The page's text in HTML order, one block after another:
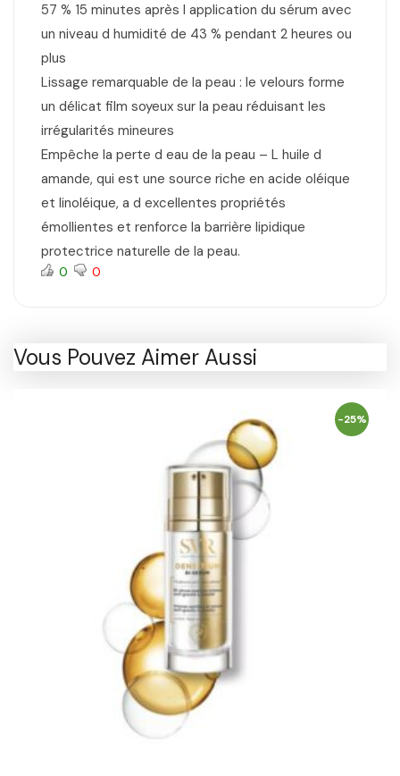
57 % 15 minutes après l application du sérum avec
un niveau d humidité de 43 % pendant 2 heures ou
plus
Lissage remarquable de la peau : le velours forme
un délicat film soyeux sur la peau réduisant les
irrégularités mineures
Empêche la perte d eau de la peau – L huile d
amande, qui est une source riche en acide oléique
et linoléique, a d excellentes propriétés
émollientes et renforce la barrière lipidique
protectrice naturelle de la peau.
0 0
Vous Pouvez Aimer Aussi
-25%